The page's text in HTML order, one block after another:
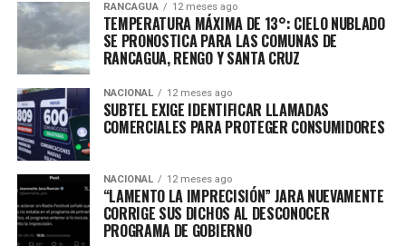
RANCAGUA 12 meses ago
TEMPERATURA MÁXIMA DE 13°: CIELO NUBLADO
SE PRONOSTICA PARA LAS COMUNAS DE
RANCAGUA, RENGO Y SANTA CRUZ
NACIONAL 12 meses ago
SUBTEL EXIGE IDENTIFICAR LLAMADAS
COMERCIALES PARA PROTEGER CONSUMIDORES
NACIONAL 12 meses ago
“LAMENTO LA IMPRECISIÓN” JARA NUEVAMENTE
CORRIGE SUS DICHOS AL DESCONOCER
PROGRAMA DE GOBIERNO